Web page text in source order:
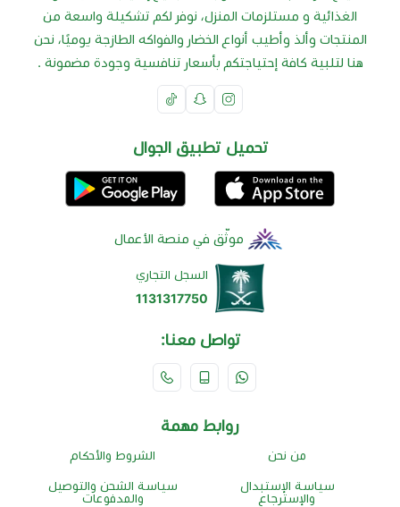
الغذائية و مستلزمات المنزل، نوفر لكم تشكيلة واسعة من
المنتجات وألذ وأطيب أنواع الخضار والفواكه الطازجة يوميًا، نحن
هنا لتلبية كافة إحتياجتكم بأسعار تنافسية وجودة مضمونة .
تحميل تطبيق الجوال
موثّق في منصة الأعمال
السجل التجاري
1131317750
تواصل معنا:
روابط مهمة
من نحن الشروط والأحكام
سياسة الإستبدال
والإسترجاع
سياسة الشحن والتوصيل
والمدفوعات